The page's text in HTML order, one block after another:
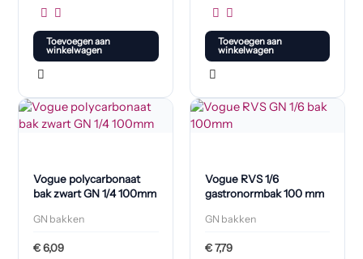
Toevoegen aan
winkelwagen
Toevoegen aan
winkelwagen
Vogue polycarbonaat
bak zwart GN 1/4 100mm
GN bakken
€6,09
Vogue RVS 1/6
gastronormbak 100 mm
GN bakken
€7,79